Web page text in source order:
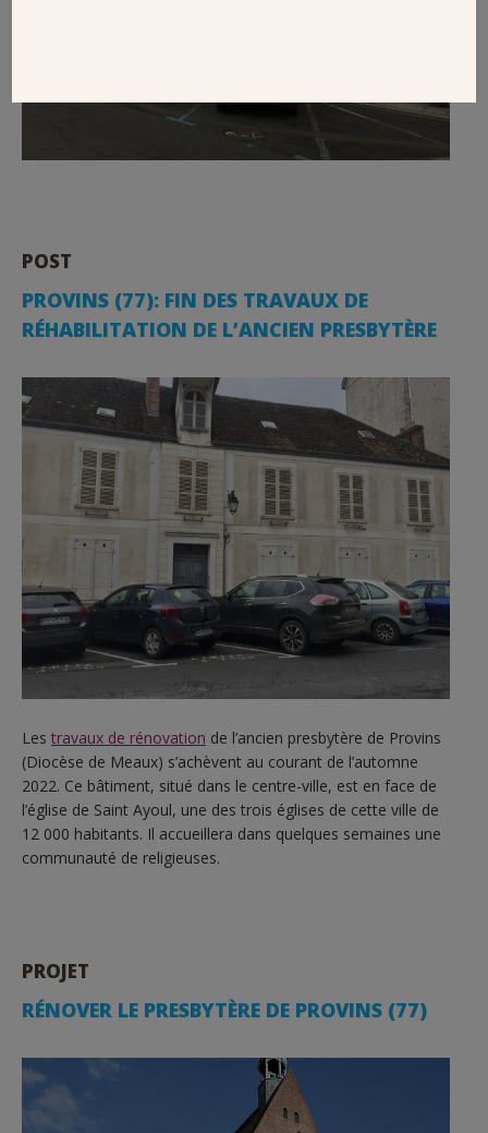
POST
PROVINS (77): FIN DES TRAVAUX DE
RÉHABILITATION DE L’ANCIEN PRESBYTÈRE
Les travaux de rénovation de l’ancien presbytère de Provins
(Diocèse de Meaux) s’achèvent au courant de l’automne
2022. Ce bâtiment, situé dans le centre-ville, est en face de
l’église de Saint Ayoul, une des trois églises de cette ville de
12 000 habitants. Il accueillera dans quelques semaines une
communauté de religieuses.
PROJET
RÉNOVER LE PRESBYTÈRE DE PROVINS (77)